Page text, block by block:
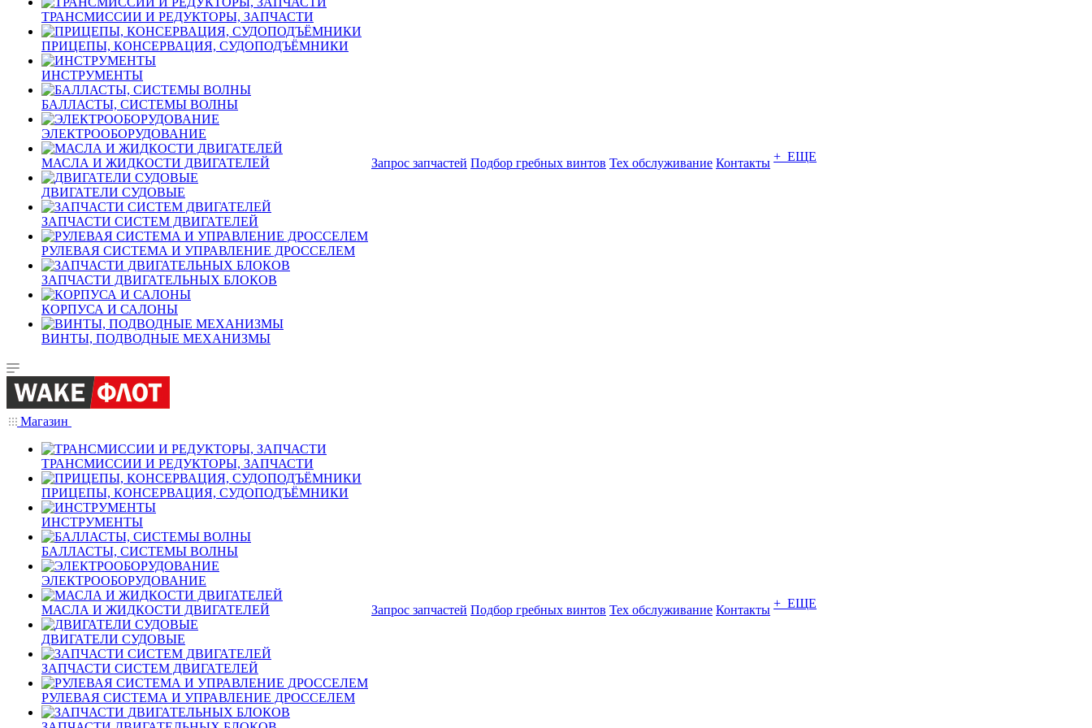
ТРАНСМИССИИ И РЕДУКТОРЫ, ЗАПЧАСТИ
ПРИЦЕПЫ, КОНСЕРВАЦИЯ, СУДОПОДЪЁМНИКИ
ИНСТРУМЕНТЫ
БАЛЛАСТЫ, СИСТЕМЫ ВОЛНЫ
ЭЛЕКТРООБОРУДОВАНИЕ
МАСЛА И ЖИДКОСТИ ДВИГАТЕЛЕЙ
ДВИГАТЕЛИ СУДОВЫЕ
ЗАПЧАСТИ СИСТЕМ ДВИГАТЕЛЕЙ
РУЛЕВАЯ СИСТЕМА И УПРАВЛЕНИЕ ДРОССЕЛЕМ
ЗАПЧАСТИ ДВИГАТЕЛЬНЫХ БЛОКОВ
КОРПУСА И САЛОНЫ
ВИНТЫ, ПОДВОДНЫЕ МЕХАНИЗМЫ
Запрос запчастей Подбор гребных винтов Тех обслуживание Контакты + ЕЩЕ
Магазин
ТРАНСМИССИИ И РЕДУКТОРЫ, ЗАПЧАСТИ
ПРИЦЕПЫ, КОНСЕРВАЦИЯ, СУДОПОДЪЁМНИКИ
ИНСТРУМЕНТЫ
БАЛЛАСТЫ, СИСТЕМЫ ВОЛНЫ
ЭЛЕКТРООБОРУДОВАНИЕ
МАСЛА И ЖИДКОСТИ ДВИГАТЕЛЕЙ
ДВИГАТЕЛИ СУДОВЫЕ
ЗАПЧАСТИ СИСТЕМ ДВИГАТЕЛЕЙ
РУЛЕВАЯ СИСТЕМА И УПРАВЛЕНИЕ ДРОССЕЛЕМ
Запрос запчастей Подбор гребных винтов Тех обслуживание Контакты + ЕЩЕ